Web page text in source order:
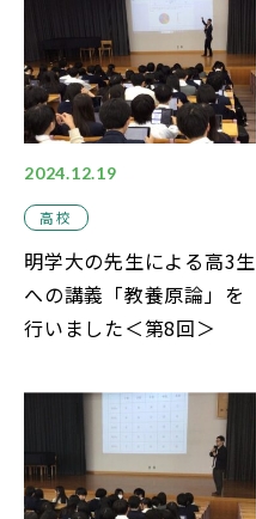
2024.12.19
高校
明学大の先生による高3生
への講義「教養原論」を
行いました＜第8回＞